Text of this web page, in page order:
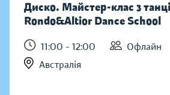
Диско. Майстер-клас з
Rondo&Altior Dance School
11:00 - 12:00
Офлайн
Австралія